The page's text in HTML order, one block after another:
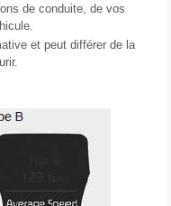
de conduite, de vos
et peut différer de la